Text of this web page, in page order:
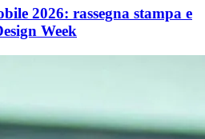
2026: rassegna stampa e
Week